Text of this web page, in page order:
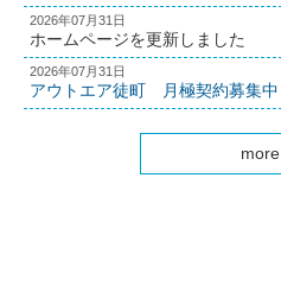
2026年07月31日
ホームページを更新しました
2026年07月31日
アウトエア徒町 月極契約募集中
more